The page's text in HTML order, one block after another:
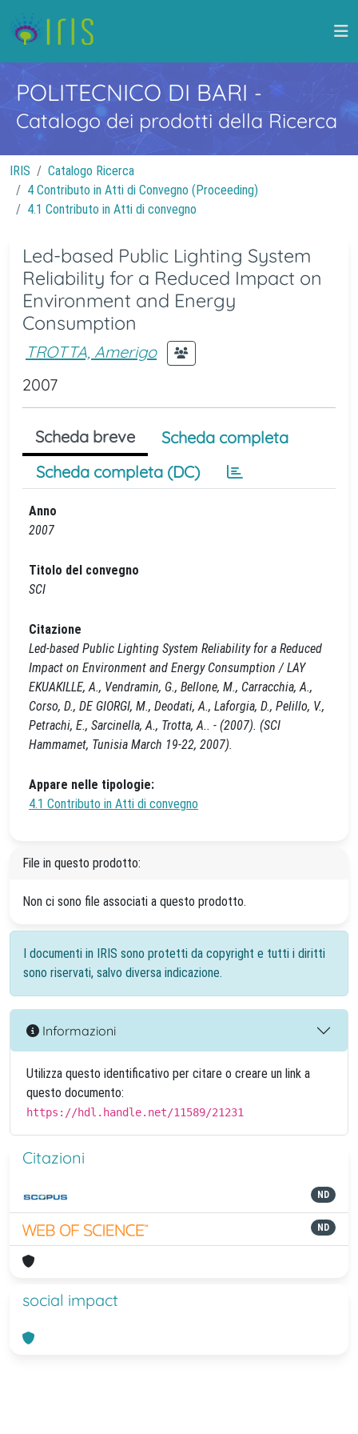
POLITECNICO DI BARI -
Catalogo dei prodotti della Ricerca
IRIS
Catalogo Ricerca
4 Contributo in Atti di Convegno (Proceeding)
4.1 Contributo in Atti di convegno
Led-based Public Lighting System
Reliability for a Reduced Impact on
Environment and Energy
Consumption
TROTTA, Amerigo
2007
Scheda breve
Scheda completa
Scheda completa (DC)
Anno
2007
Titolo del convegno
SCI
Citazione
Led-based Public Lighting System Reliability for a Reduced
Impact on Environment and Energy Consumption / LAY
EKUAKILLE, A., Vendramin, G., Bellone, M., Carracchia, A.,
Corso, D., DE GIORGI, M., Deodati, A., Laforgia, D., Pelillo, V.,
Petrachi, E., Sarcinella, A., Trotta, A.. - (2007). (SCI
Hammamet, Tunisia March 19-22, 2007).
Appare nelle tipologie:
4.1 Contributo in Atti di convegno
File in questo prodotto:
Non ci sono file associati a questo prodotto.
I documenti in IRIS sono protetti da copyright e tutti i diritti
sono riservati, salvo diversa indicazione.
Informazioni
Utilizza questo identificativo per citare o creare un link a
questo documento:
https://hdl.handle.net/11589/21231
Citazioni
ND
ND
social impact